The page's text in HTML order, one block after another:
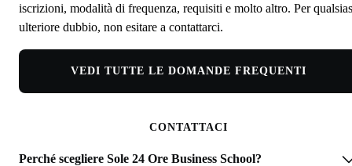
iscrizioni, modalità di frequenza, requisiti e molto altro. Per
ulteriore dubbio, non esitare a contattarci.
VEDI TUTTE LE DOMANDE FREQUENTI
CONTATTACI
Perché scegliere Sole 24 Ore Business School?